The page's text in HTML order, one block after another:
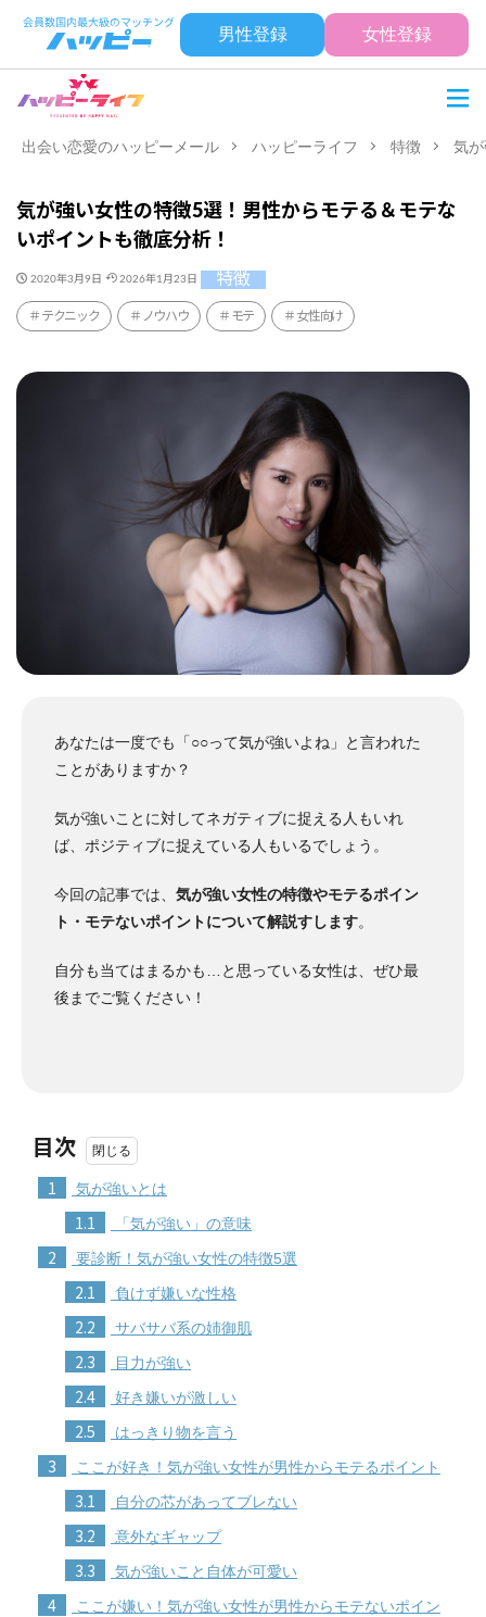
男性登録 女性登録
出会い恋愛のハッピーメール ハッピーライフ 特徴 気
気が強い女性の特徴5選！男性からモテる＆モテな
いポイントも徹底分析！
2020年3月9日 2026年1月23日 特徴
テクニック ノウハウ モテ 女性向け
あなたは一度でも「○○って気が強いよね」と言われた
ことがありますか？
気が強いことに対してネガティブに捉える人もいれ
ば、ポジティブに捉えている人もいるでしょう。
今回の記事では、 気が強い女性の特徴やモテるポイン
ト・モテないポイントについて解説すします。
自分も当てはまるかも…と思っている女性は、ぜひ最
後までご覧ください！
目次
1 気が強いとは
1.1 「気が強い」の意味
2 要診断！気が強い女性の特徴5選
2.1 負けず嫌いな性格
2.2 サバサバ系の姉御肌
2.3 目力が強い
2.4 好き嫌いが激しい
2.5 はっきり物を言う
3 ここが好き！気が強い女性が男性からモテるポイント
3.1 自分の芯があってブレない
3.2 意外なギャップ
3.3 気が強いこと自体が可愛い
4
ここが嫌い！気が強い女性が男性からモテないポイン